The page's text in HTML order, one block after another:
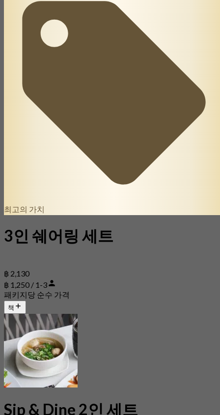
최고의 가치
3인 쉐어링 세트
฿ 2,130
฿ 1,250 / 1-3
패키지당 순수 가격
책
Sip & Dine 2인 세트